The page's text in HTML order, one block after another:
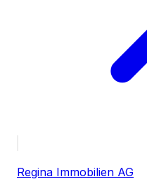
Regina Immobilien AG